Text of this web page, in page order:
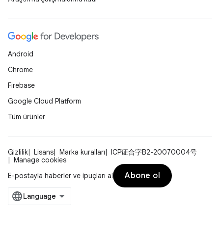
Android
Chrome
Firebase
Google Cloud Platform
Tüm ürünler
Gizlilik Lisans Marka kuralları
ICP证合字B2-20070004号
Manage cookies
E-postayla haberler ve ipuçları al
Abone ol